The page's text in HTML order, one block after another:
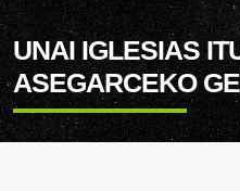
UNAI IGLESIAS
ASEGARCEKO